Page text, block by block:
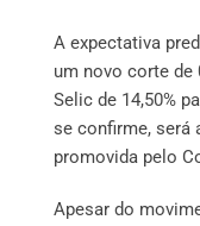
A expectativa
um novo corte de
Selic de 14,50%
se confirme, será
promovida pelo
Apesar do